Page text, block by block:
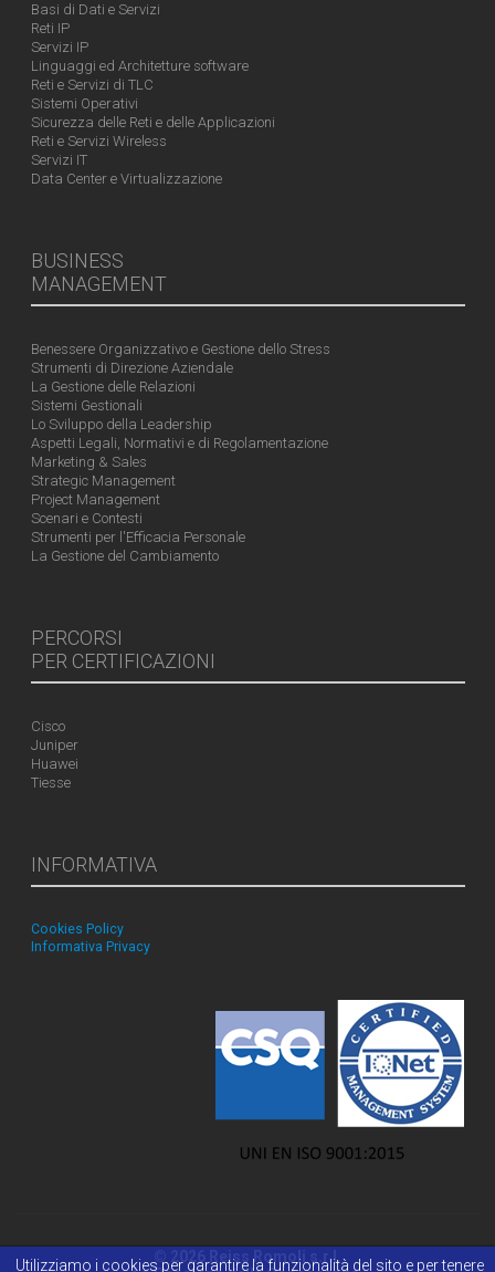
Basi di Dati e Servizi
Reti IP
Servizi IP
Linguaggi ed Architetture software
Reti e Servizi di TLC
Sistemi Operativi
Sicurezza delle Reti e delle Applicazioni
Reti e Servizi Wireless
Servizi IT
Data Center e Virtualizzazione
BUSINESS
MANAGEMENT
Benessere Organizzativo e Gestione dello Stress
Strumenti di Direzione Aziendale
La Gestione delle Relazioni
Sistemi Gestionali
Lo Sviluppo della Leadership
Aspetti Legali, Normativi e di Regolamentazione
Marketing & Sales
Strategic Management
Project Management
Scenari e Contesti
Strumenti per l'Efficacia Personale
La Gestione del Cambiamento
PERCORSI
PER CERTIFICAZIONI
Cisco
Juniper
Huawei
Tiesse
INFORMATIVA
Cookies Policy
Informativa Privacy
© 2026 Reiss Romoli s.r.l.
Utilizziamo i cookies per garantire la funzionalità del sito e per tenere